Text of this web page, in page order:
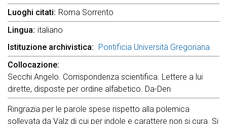
Luoghi citati Roma Sorrento
Lingua italiano
Istituzione archivistica
Pontificia Università Gregoriana
Collocazione
Secchi Angelo. Corrispondenza scientifica. Lettere a lui
dirette, disposte per ordine alfabetico. Da-Den
Ringrazia per le parole spese rispetto alla polemica
sollevata da Valz di cui per indole e carattere non si cura. Si